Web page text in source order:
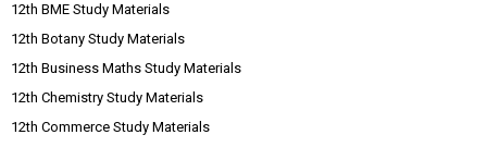
12th BME Study Materials
12th Botany Study Materials
12th Business Maths Study Materials
12th Chemistry Study Materials
12th Commerce Study Materials